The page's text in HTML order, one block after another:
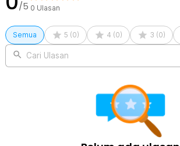
4 x Karet O Ring
1 x Panduan Penggunaan
/5 0 Ulasan
Semua 5 (0) 4 (0) 3 (0)
Cari Ulasan